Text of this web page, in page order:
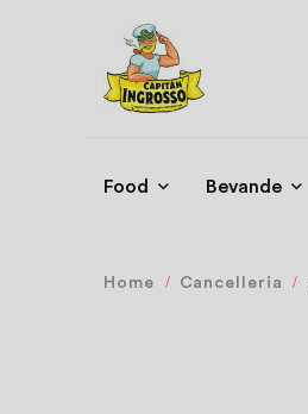
Food Bevande
Home Cancelleria